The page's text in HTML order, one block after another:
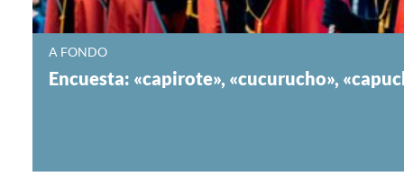
A FONDO
Encuesta: «capirote», «cucurucho»,